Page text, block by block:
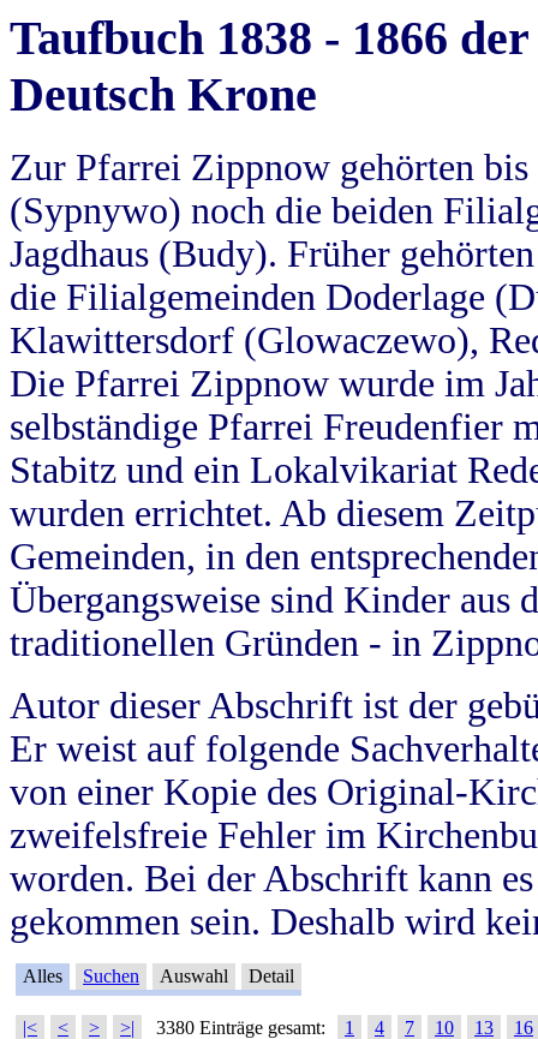
Taufbuch 1838 - 1866
Deutsch Krone
Zur Pfarrei Zippnow gehörten
(Sypnywo) noch die beiden
Jagdhaus (Budy). Früher
die Filialgemeinden Doderlage
Klawittersdorf (Glowaczewo),
Die Pfarrei Zippnow wurde im
selbständige Pfarrei Freudenfier
Stabitz und ein Lokalvikariat
wurden errichtet. Ab diesem
Gemeinden, in den
Übergangsweise sind Kinder aus
traditionellen Gründen - in
Autor dieser Abschrift ist der
Er weist auf folgende
von einer Kopie des Original-
zweifelsfreie Fehler im
worden. Bei der Abschrift kann
gekommen sein. Deshalb wird
Alles Suchen Auswahl Detail
|< < > >| 3380 Einträge gesamt: 1 4 7 10 13
16